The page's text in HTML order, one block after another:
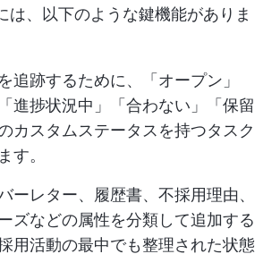
は、以下のような鍵機能がありま
追跡するために、「オープン」
進捗状況中」「合わない」「保留
カスタムステータスを持つタスク
す。
ーレター、履歴書、不採用理由、
ズなどの属性を分類して追加する
用活動の最中でも整理された状態